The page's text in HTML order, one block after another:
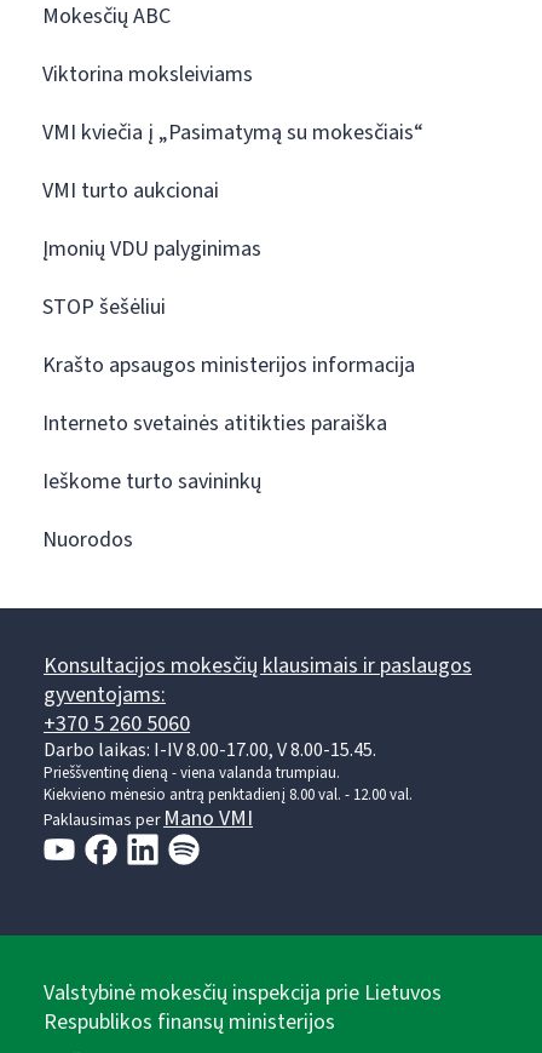
Mokesčių ABC
Viktorina moksleiviams
VMI kviečia į „Pasimatymą su mokesčiais“
VMI turto aukcionai
Įmonių VDU palyginimas
STOP šešėliui
Krašto apsaugos ministerijos informacija
Interneto svetainės atitikties paraiška
Ieškome turto savininkų
Nuorodos
Konsultacijos mokesčių klausimais ir paslaugos
gyventojams:
+370 5 260 5060
Darbo laikas: I-IV 8.00-17.00, V 8.00-15.45.
Prieššventinę dieną - viena valanda trumpiau.
Kiekvieno mėnesio antrą penktadienį 8.00 val. - 12.00 val.
Paklausimas perMano VMI
Valstybinė mokesčių inspekcija prie Lietuvos
Respublikos finansų ministerijos